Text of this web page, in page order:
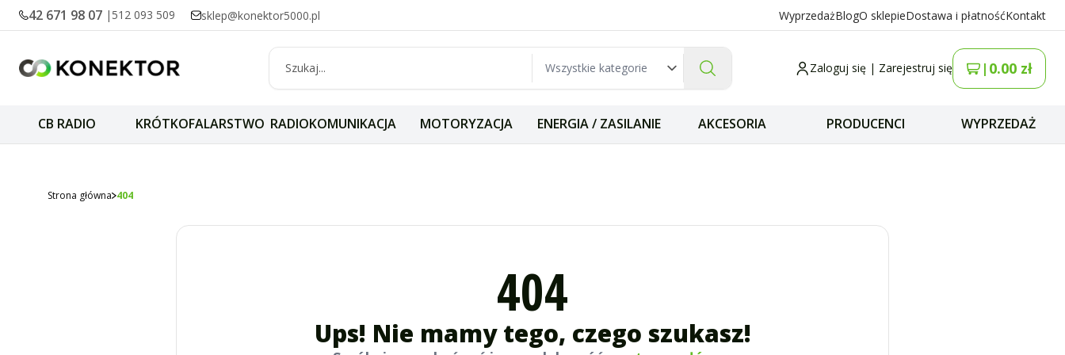
42 671 98 07 | 512 093 509 sklep@konektor5000.pl WyprzedażBlogO sklepieDostawa i płatnośćKontakt
Zaloguj się | Zarejestruj się | 0.00 zł
CB RADIO KRÓTKOFALARSTWO RADIOKOMUNIKACJA MOTORYZACJA ENERGIA / ZASILANIE AKCESORIA PRODUCENCI WYPRZEDAŻ
Strona główna 404
404
Ups! Nie mamy tego, czego szukasz!